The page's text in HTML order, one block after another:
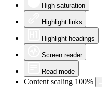
High saturation
Highlight links
Highlight headings
Screen reader
Read mode
Content scaling 100%